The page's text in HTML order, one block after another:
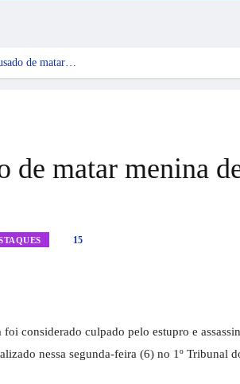
de matar…
de matar menina
15
considerado culpado pelo estupro e
nessa segunda-feira (6) no 1º Tribunal